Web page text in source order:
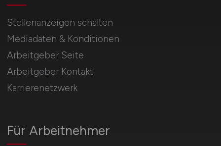
Für Arbeitnehmer
Stellenanzeigen schalten
Mediadaten & Konditionen
Arbeitgeber Seite
Arbeitgeber Kontakt
Karrierenetzwerk